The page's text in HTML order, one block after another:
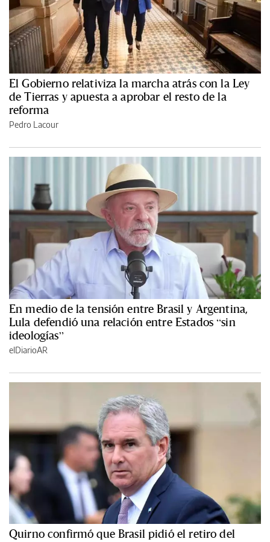
El Gobierno relativiza la marcha atrás con la Ley
de Tierras y apuesta a aprobar el resto de la
reforma
Pedro Lacour
En medio de la tensión entre Brasil y Argentina,
Lula defendió una relación entre Estados “sin
ideologías”
elDiarioAR
Quirno confirmó que Brasil pidió el retiro del